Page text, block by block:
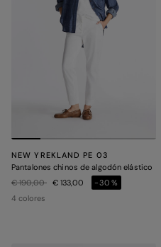
NEW YREKLAND PE 03
Pantalones chinos de algodón elástico
Precio rebajado de
€ 190,00a € 133,00
-30%
4 colores